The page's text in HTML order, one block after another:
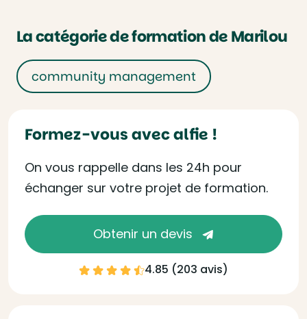
La catégorie de formation de Marilou
community management
Formez-vous avec alfie !
On vous rappelle dans les 24h pour
échanger sur votre projet de formation.
Obtenir un devis
4.85 (203 avis)